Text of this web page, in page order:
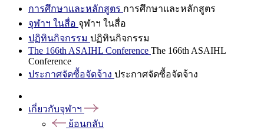
การศึกษาและหลักสูตร การศึกษาและหลักสูตร
จุฬาฯ ในสื่อ จุฬาฯ ในสื่อ
ปฏิทินกิจกรรม ปฏิทินกิจกรรม
The 166th ASAIHL Conference The 166th ASAIHL
Conference
ประกาศจัดซื้อจัดจ้าง ประกาศจัดซื้อจัดจ้าง
เกี่ยวกับจุฬาฯ
ย้อนกลับ